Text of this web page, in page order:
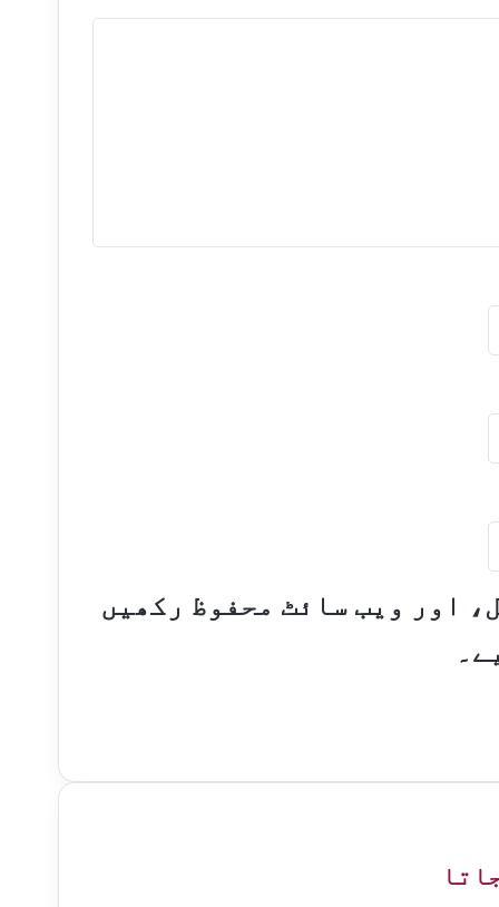
اور ویب سائٹ محفوظ رکھیں